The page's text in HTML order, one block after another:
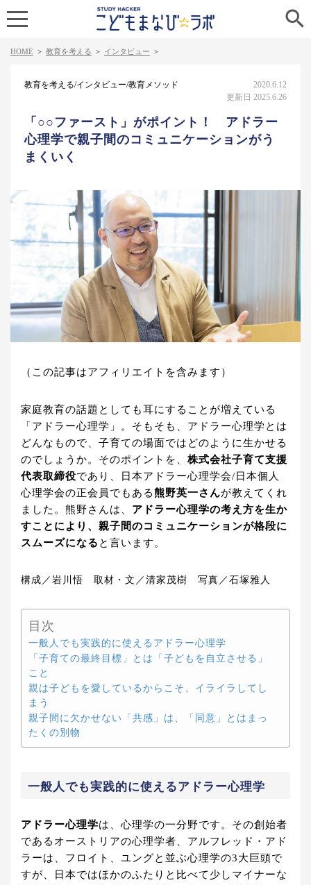

HOME > 教育を考える > インタビュー >
教育を考える/インタビュー/教育メソッド
2020.6.12
更新日 2025.6.26
「○○ファースト」がポイント！ アドラー
心理学で親子間のコミュニケーションがう
まくいく
（この記事はアフィリエイトを含みます）
家庭教育の話題としても耳にすることが増えている
「アドラー心理学」。そもそも、アドラー心理学とは
どんなもので、子育ての場面ではどのように生かせる
のでしょうか。そのポイントを、 株式会社子育て支援
代表取締役であり、日本アドラー心理学会/日本個人
心理学会の正会員でもある熊野英一さんが教えてくれ
ました。熊野さんは、 アドラー心理学の考え方を生か
すことにより、親子間のコミュニケーションが格段に
スムーズになる と言います。
構成／岩川悟 取材・文／清家茂樹 写真／石塚雅人
目次
一般人でも実践的に使えるアドラー心理学
「子育ての最終目標」とは「子どもを自立させる」
こと
親は子どもを愛しているからこそ、イライラしてし
まう
親子間に欠かせない「共感」は、「同意」とはまっ
たくの別物
一般人でも実践的に使えるアドラー心理学
アドラー心理学は、心理学の一分野です。その創始者
であるオーストリアの心理学者、アルフレッド・アド
ラーは、フロイト、ユングと並ぶ心理学の3大巨頭で
すが、日本ではほかのふたりと比べて少しマイナーな